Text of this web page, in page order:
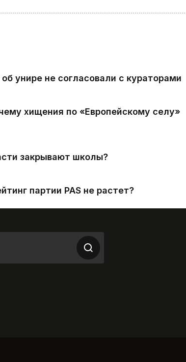
унире не согласовали с кураторами
хищения по «Европейскому селу»
закрывают школы?
партии PAS не растет?